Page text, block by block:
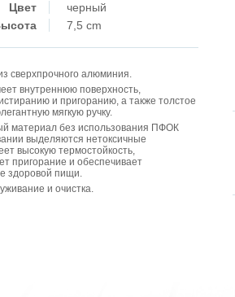
Цвет
черный
7,5 cm
сверхпрочного алюминия.
внутреннюю поверхность,
и пригоранию, а также толстое
мягкую ручку.
материал без использования ПФОК
выделяются нетоксичные
высокую термостойкость,
пригорание и обеспечивает
здоровой пищи.
и очистка.